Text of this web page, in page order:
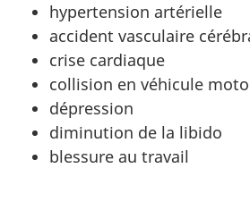
hypertension artérielle
accident vasculaire
crise cardiaque
collision en véhicule
dépression
diminution de la libido
blessure au travail